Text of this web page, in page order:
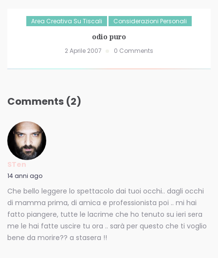
Area Creativa Su Tiscali Considerazioni Personali
odio puro
2 Aprile 2007 0 Comments
Comments (2)
STen
14 anni ago
Che bello leggere lo spettacolo dai tuoi occhi.. dagli occhi
di mamma prima, di amica e professionista poi .. mi hai
fatto piangere, tutte le lacrime che ho tenuto su ieri sera
me le hai fatte uscire tu ora .. sarà per questo che ti voglio
bene da morire?? a stasera !!